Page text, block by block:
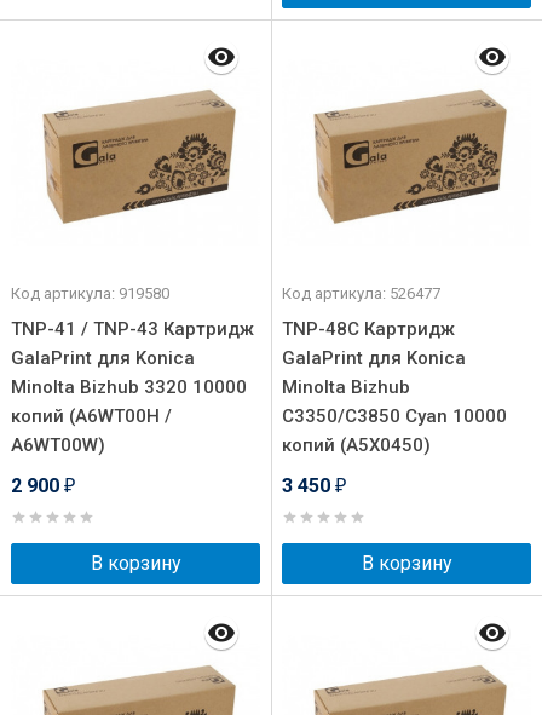
Код артикула: 919580
TNP-41 / TNP-43 Картридж
GalaPrint для Konica
Minolta Bizhub 3320 10000
копий (A6WT00H /
A6WT00W)
2 900 ₽
В корзину
Код артикула: 526477
TNP-48C Картридж
GalaPrint для Konica
Minolta Bizhub
C3350/C3850 Cyan 10000
копий (A5X0450)
3 450 ₽
В корзину